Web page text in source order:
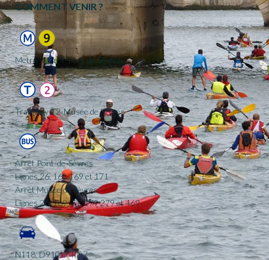
COMMENT VENIR ?
Metro Ligne 9-Pont de Sèvres
Tramway T2-Musée de Sèvres
Arrêt Pont-de-Sèvres
Lignes 26, 160,169 et 171
Arrêt Musée de Sèvres
Lignes 26, 169, 71, 179 279 et 469
N118, D910 et RD7